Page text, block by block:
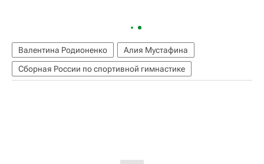
Валентина Родионенко
Алия Мустафина
Сборная России по спортивной гимнастике